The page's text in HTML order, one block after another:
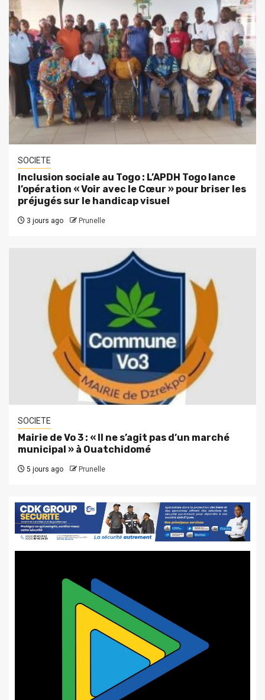
SOCIETE
Inclusion sociale au Togo : L’APDH Togo lance
l’opération « Voir avec le Cœur » pour briser les
préjugés sur le handicap visuel
3 jours ago Prunelle
SOCIETE
Mairie de Vo 3 : « Il ne s’agit pas d’un marché
municipal » à Ouatchidomé
5 jours ago Prunelle